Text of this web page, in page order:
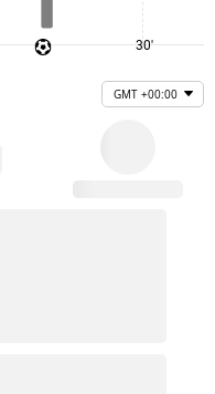
30'
GMT +00:00